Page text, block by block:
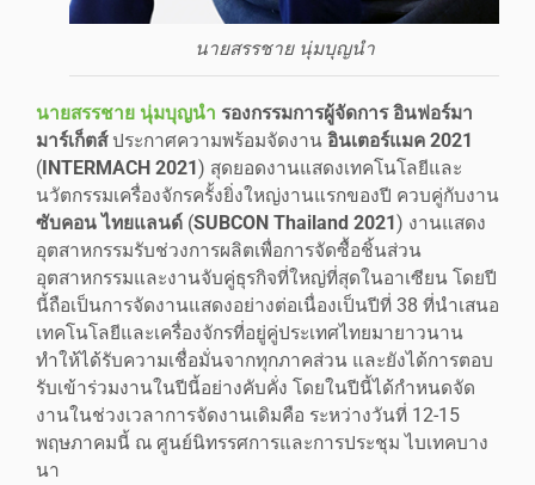
นายสรรชาย นุ่มบุญนำ
นายสรรชาย นุ่มบุญนำ รองกรรมการผู้จัดการ อินฟอร์มา
มาร์เก็ตส์ประกาศความพร้อมจัดงาน อินเตอร์แมค 2021
( INTERMACH 2021) สุดยอดงานแสดงเทคโนโลยีและ
นวัตกรรมเครื่องจักรครั้งยิ่งใหญ่งานแรกของปี ควบคู่กับงาน
ซับคอน ไทยแลนด์ (SUBCON Thailand 2021) งานแสดง
อุตสาหกรรมรับช่วงการผลิตเพื่อการจัดซื้อชิ้นส่วน
อุตสาหกรรมและงานจับคู่ธุรกิจที่ใหญ่ที่สุดในอาเซียน โดยปี
นี้ถือเป็นการจัดงานแสดงอย่างต่อเนื่องเป็นปีที่ 38 ที่นำเสนอ
เทคโนโลยีและเครื่องจักรที่อยู่คู่ประเทศไทยมายาวนาน
ทำให้ได้รับความเชื่อมั่นจากทุกภาคส่วน และยังได้การตอบ
รับเข้าร่วมงานในปีนี้อย่างคับคั่ง โดยในปีนี้ได้กำหนดจัด
งานในช่วงเวลาการจัดงานเดิมคือ ระหว่างวันที่ 12-15
พฤษภาคมนี้ ณ ศูนย์นิทรรศการและการประชุม ไบเทคบาง
นา